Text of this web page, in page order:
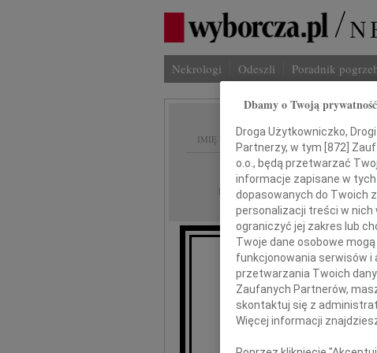
Nekrologi Odeszli Poradnik
IMIĘ I NAZWISKO:
REGION: Gdańsk
DATA EMISJI: 21.05.2010
żegna
Dbamy o Twoją prywatność
Droga Użytkowniczko,
Partnerzy, w tym [872]
o.o., będą przetwarzać
informacje zapisane w
dopasowanych do Twoich
personalizacji treści w nich
ograniczyć jej zakres lub
Twoje dane osobowe
funkcjonowania serwisów i
przetwarzania Twoich
Zaufanych Partnerów,
skontaktuj się z
Więcej informacji